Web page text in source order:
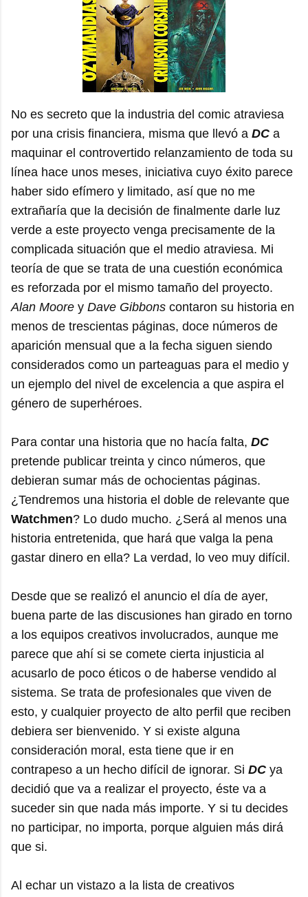
No es secreto que la industria del comic atraviesa
por una crisis financiera, misma que llevó a DC a
maquinar el controvertido relanzamiento de toda su
línea hace unos meses, iniciativa cuyo éxito parece
haber sido efímero y limitado, así que no me
extrañaría que la decisión de finalmente darle luz
verde a este proyecto venga precisamente de la
complicada situación que el medio atraviesa. Mi
teoría de que se trata de una cuestión económica
es reforzada por el mismo tamaño del proyecto.
Alan Moore y Dave Gibbons contaron su historia en
menos de trescientas páginas, doce números de
aparición mensual que a la fecha siguen siendo
considerados como un parteaguas para el medio y
un ejemplo del nivel de excelencia a que aspira el
género de superhéroes.
Para contar una historia que no hacía falta, DC
pretende publicar treinta y cinco números, que
debieran sumar más de ochocientas páginas.
¿Tendremos una historia el doble de relevante que
Watchmen? Lo dudo mucho. ¿Será al menos una
historia entretenida, que hará que valga la pena
gastar dinero en ella? La verdad, lo veo muy difícil.
Desde que se realizó el anuncio el día de ayer,
buena parte de las discusiones han girado en torno
a los equipos creativos involucrados, aunque me
parece que ahí si se comete cierta injusticia al
acusarlo de poco éticos o de haberse vendido al
sistema. Se trata de profesionales que viven de
esto, y cualquier proyecto de alto perfil que reciben
debiera ser bienvenido. Y si existe alguna
consideración moral, esta tiene que ir en
contrapeso a un hecho difícil de ignorar. Si DC ya
decidió que va a realizar el proyecto, éste va a
suceder sin que nada más importe. Y si tu decides
no participar, no importa, porque alguien más dirá
que si.
Al echar un vistazo a la lista de creativos